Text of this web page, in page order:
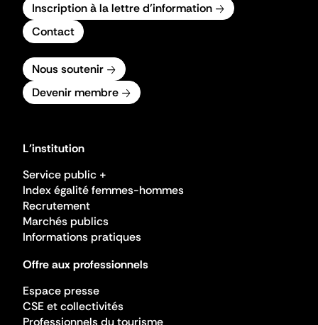
Inscription à la lettre d'information
Contact
Nous soutenir
Devenir membre
L'institution
Service public +
Index égalité femmes-hommes
Recrutement
Marchés publics
Informations pratiques
Offre aux professionnels
Espace presse
CSE et collectivités
Professionnels du tourisme